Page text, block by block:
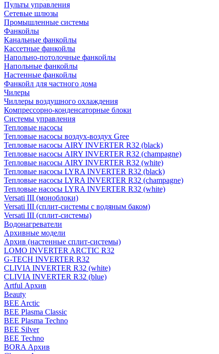
Пульты управления
Сетевые шлюзы
Промышленные системы
Фанкойлы
Канальные фанкойлы
Кассетные фанкойлы
Напольно-потолочные фанкойлы
Напольные фанкойлы
Настенные фанкойлы
Фанкойл для частного дома
Чилеры
Чиллеры воздушного охлаждения
Компрессорно-конденсаторные блоки
Системы управления
Тепловые насосы
Тепловые насосы воздух-воздух Gree
Тепловые насосы AIRY INVERTER R32 (black)
Тепловые насосы AIRY INVERTER R32 (champagne)
Тепловые насосы AIRY INVERTER R32 (white)
Тепловые насосы LYRA INVERTER R32 (black)
Тепловые насосы LYRA INVERTER R32 (champagne)
Тепловые насосы LYRA INVERTER R32 (white)
Versati III (моноблоки)
Versati III (сплит-системы с водяным баком)
Versati III (сплит-системы)
Водонагреватели
Архивные модели
Архив (настенные сплит-системы)
LOMO INVERTER ARCTIC R32
G-TECH INVERTER R32
CLIVIA INVERTER R32 (white)
CLIVIA INVERTER R32 (blue)
Artful Архив
Beauty
BEE Arctic
BEE Plasma Classic
BEE Plasma Techno
BEE Silver
BEE Techno
BORA Архив